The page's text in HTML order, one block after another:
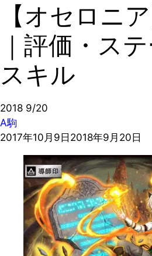
【オセロニ
｜評価・ス
スキル
2018 9/20
A駒
2017年10月9日 2018年9月20日